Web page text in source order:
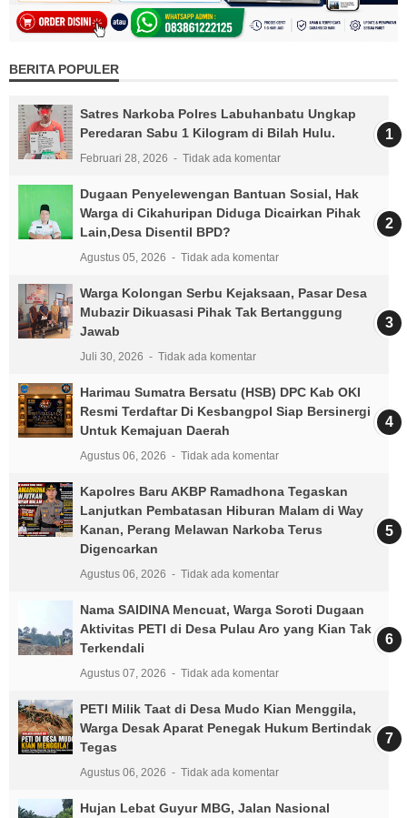
BERITA POPULER
Satres Narkoba Polres Labuhanbatu Ungkap
Peredaran Sabu 1 Kilogram di Bilah Hulu.
Februari 28, 2026 Tidak ada komentar
Dugaan Penyelewengan Bantuan Sosial, Hak
Warga di Cikahuripan Diduga Dicairkan Pihak
Lain,Desa Disentil BPD?
Agustus 05, 2026 Tidak ada komentar
Warga Kolongan Serbu Kejaksaan, Pasar Desa
Mubazir Dikuasasi Pihak Tak Bertanggung
Jawab
Juli 30, 2026 Tidak ada komentar
Harimau Sumatra Bersatu (HSB) DPC Kab OKI
Resmi Terdaftar Di Kesbangpol Siap Bersinergi
Untuk Kemajuan Daerah
Agustus 06, 2026 Tidak ada komentar
Kapolres Baru AKBP Ramadhona Tegaskan
Lanjutkan Pembatasan Hiburan Malam di Way
Kanan, Perang Melawan Narkoba Terus
Digencarkan
Agustus 06, 2026 Tidak ada komentar
Nama SAIDINA Mencuat, Warga Soroti Dugaan
Aktivitas PETI di Desa Pulau Aro yang Kian Tak
Terkendali
Agustus 07, 2026 Tidak ada komentar
PETI Milik Taat di Desa Mudo Kian Menggila,
Warga Desak Aparat Penegak Hukum Bertindak
Tegas
Agustus 06, 2026 Tidak ada komentar
Hujan Lebat Guyur MBG, Jalan Nasional